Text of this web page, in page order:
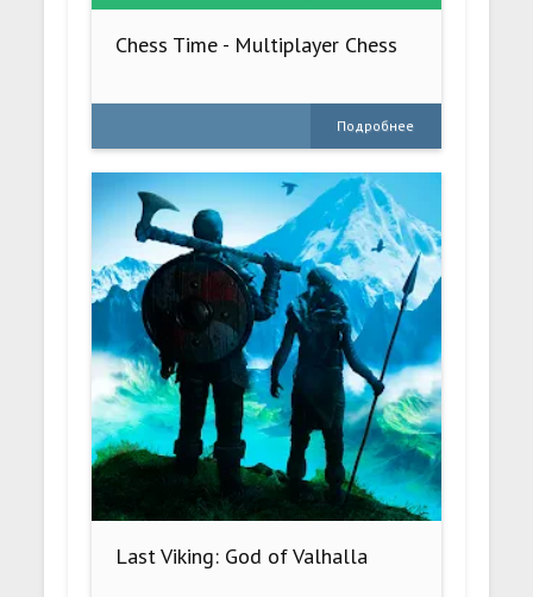
Chess Time - Multiplayer Chess
Подробнее
Last Viking: God of Valhalla